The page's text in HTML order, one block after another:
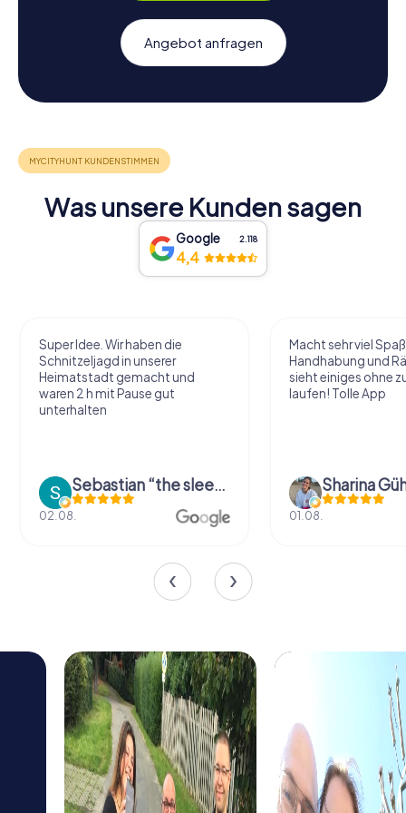
Angebot anfragen
Was unsere Kunden sagen
Google 2.118
4,4
Super Idee. Wir haben die
Schnitzeljagd in unserer
Heimatstadt gemacht und
waren 2 h mit Pause gut
unterhalten
Sebastian “the sleeping Boxer Dog” Röhner
02.08.
Macht sehr viel
Handhabung und
sieht einiges ohne
laufen! Tolle App
Sharina
01.08.